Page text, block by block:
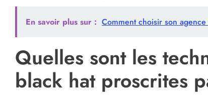
En savoir plus sur : Comment choisir son
Quelles sont les
black hat proscrites